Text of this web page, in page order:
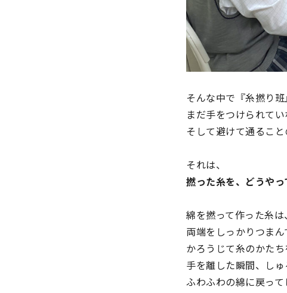
そんな中で『糸撚り班
まだ手をつけられてい
そして避けて通るこ
それは、
撚った糸を、どうや
綿を撚って作った糸は、
両端をしっかりつまん
かろうじて糸のかたち
手を離した瞬間、しゅ
ふわふわの綿に戻って